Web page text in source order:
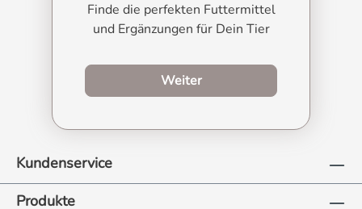
Finde die perfekten Futtermittel
und Ergänzungen für Dein Tier
Weiterzum Produktberater
Kundenservice
Produkte